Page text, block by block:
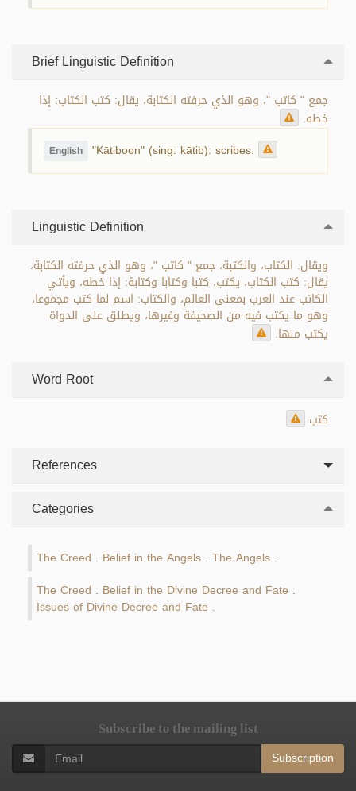
Brief Linguistic Definition
جمع " كاتب "، وهو الذي حرفته الكتابة، يقال: كتب الكتاب: إذا
خطه.
English "Kātiboon" (sing. kātib): scribes.
Linguistic Definition
ويقال: الكتاب، والكتبة، جمع " كاتب "، وهو الذي حرفته الكتابة،
يقال: كتب الكتاب، يكتب، كتبا وكتابا وكتابة: إذا خطه، ويأتي
الكاتب عند العرب بمعنى العالم، والكتاب: اسم لما كتب مجموعا،
وهو ما يكتب فيه من الصحيفة وغيرها، ويطلق على الدواة
يكتب منها.
Word Root
كتب
References
Categories
The Creed Belief in the Angels The Angels
The Creed Belief in the Divine Decree and Fate
Issues of Divine Decree and Fate
Subscribe to the mailing list
Subscription